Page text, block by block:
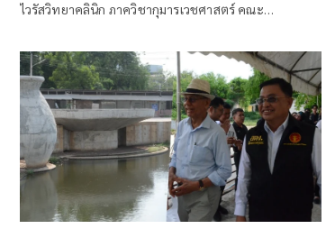
ไวรัสวิทยาคลินิก ภาควิชากุมารเวชศาสตร์ คณะ